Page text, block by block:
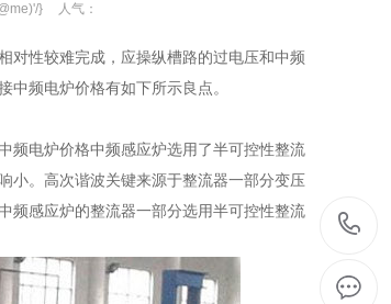
} 人气：
性较难完成，应操纵槽路的过电压和中频
频电炉价格有如下所示良点。
电炉价格中频感应炉选用了半可控性整流
小。高次谐波关键来源于整流器一部分变压
频感应炉的整流器一部分选用半可控性整流